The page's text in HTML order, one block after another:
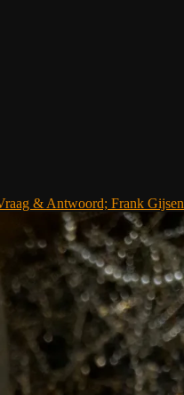
& Antwoord; Frank Gijsen